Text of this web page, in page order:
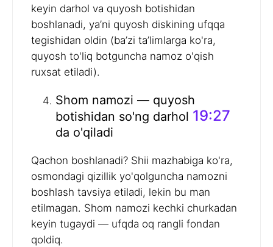
keyin darhol va quyosh botishidan
boshlanadi, ya’ni quyosh diskining ufqqa
tegishidan oldin (ba’zi ta’limlarga ko'ra,
quyosh to'liq botguncha namoz o'qish
ruxsat etiladi).
Shom namozi — quyosh
botishidan so'ng darhol 19:27
da o'qiladi
Qachon boshlanadi? Shii mazhabiga ko'ra,
osmondagi qizillik yo'qolguncha namozni
boshlash tavsiya etiladi, lekin bu man
etilmagan. Shom namozi kechki churkadan
keyin tugaydi — ufqda oq rangli fondan
qoldiq.